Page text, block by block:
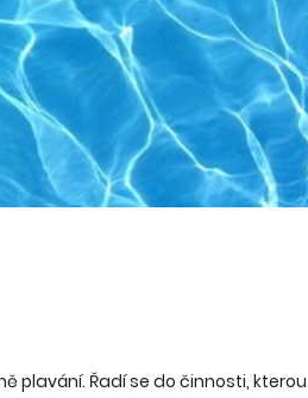
plavání. Řadí se do činnosti, kterou